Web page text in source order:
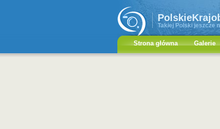
Takiej Polski jeszcze
Strona główna Galerie